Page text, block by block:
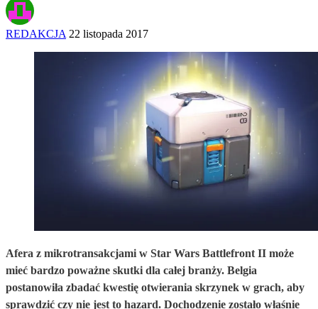
REDAKCJA 22 listopada 2017
Afera z mikrotransakcjami w Star Wars Battlefront II może
mieć bardzo poważne skutki dla całej branży. Belgia
postanowiła zbadać kwestię otwierania skrzynek w grach, aby
sprawdzić czy nie jest to hazard. Dochodzenie zostało właśnie